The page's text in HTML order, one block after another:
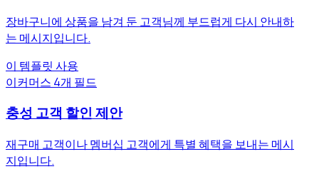
장바구니에 상품을 남겨 둔 고객님께 부드럽게 다시 안내하
는 메시지입니다.
이 템플릿 사용
이커머스 4개 필드
충성 고객 할인 제안
재구매 고객이나 멤버십 고객에게 특별 혜택을 보내는 메시
지입니다.